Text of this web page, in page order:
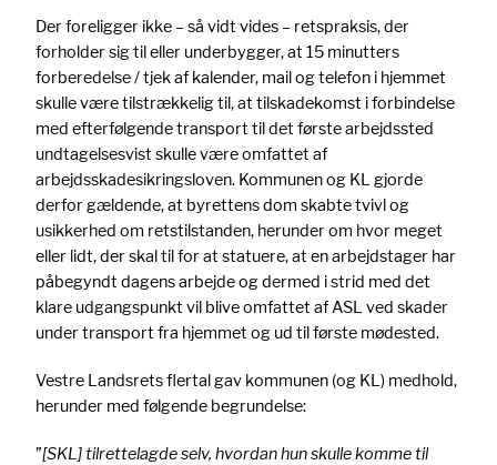
Der foreligger ikke – så vidt vides – retspraksis, der
forholder sig til eller underbygger, at 15 minutters
forberedelse / tjek af kalender, mail og telefon i hjemmet
skulle være tilstrækkelig til, at tilskadekomst i forbindelse
med efterfølgende transport til det første arbejdssted
undtagelsesvist skulle være omfattet af
arbejdsskadesikringsloven. Kommunen og KL gjorde
derfor gældende, at byrettens dom skabte tvivl og
usikkerhed om retstilstanden, herunder om hvor meget
eller lidt, der skal til for at statuere, at en arbejdstager har
påbegyndt dagens arbejde og dermed i strid med det
klare udgangspunkt vil blive omfattet af ASL ved skader
under transport fra hjemmet og ud til første mødested.
Vestre Landsrets flertal gav kommunen (og KL) medhold,
herunder med følgende begrundelse:
”[SKL] tilrettelagde selv, hvordan hun skulle komme til